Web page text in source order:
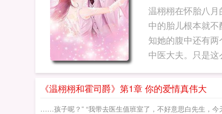
温栩栩在怀胎八
中的胎儿根本就
知她的腹中还有
中医大夫。只是这
《温栩栩和霍司爵》第1章 你的爱情真伟大
……孩子呢？” “我带去医生值班室了，不好意思白先生，